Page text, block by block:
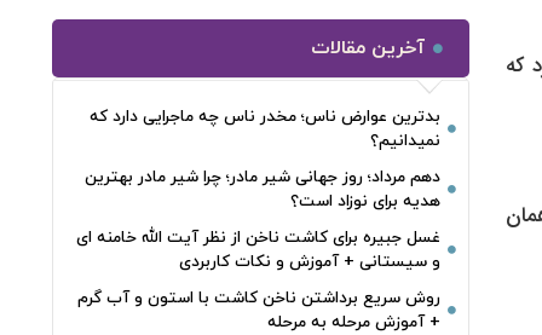
که
آخرین مقالات
بدترین عوارض ناس؛ مخدر ناس چه ماجرایی دارد که
نمیدانیم؟
دهم مرداد؛ روز جهانی شیر مادر؛ چرا شیر مادر بهترین
هدیه برای نوزاد است؟
غسل جبیره برای کاشت ناخن از نظر آیت الله خامنه ای
و سیستانی + آموزش و نکات کاربردی
روش سریع برداشتن ناخن کاشت با استون و آب گرم
+ آموزش مرحله به مرحله